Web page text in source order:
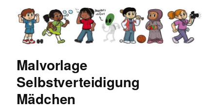
Malvorlagen für Kinder
Malvorlage
Selbstverteidigung
Mädchen